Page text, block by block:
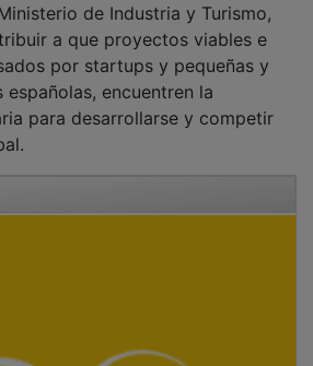
proyecto empresarial y la